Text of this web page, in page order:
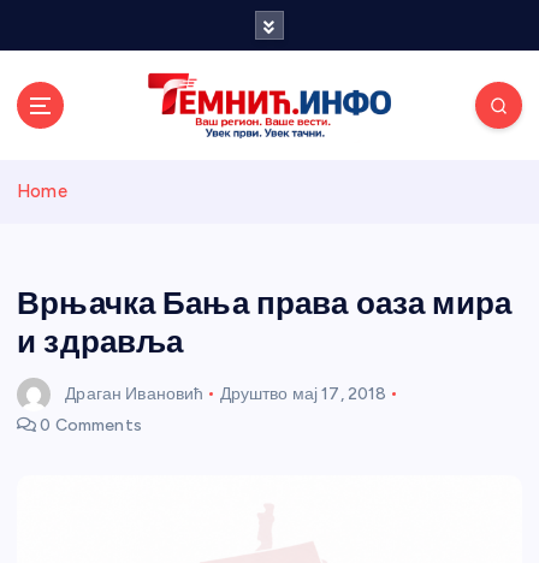
и портал
Home
Врњачка Бања права оаза мира
и здравља
Драган Ивановић Друштво мај 17, 2018
0 Comments